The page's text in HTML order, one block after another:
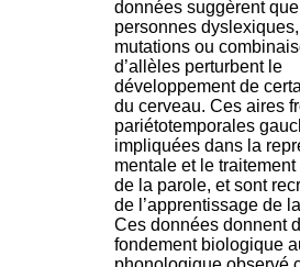
données suggèrent
personnes
mutations ou
d’allèles perturbent le
développement de
du cerveau. Ces aires
pariétotemporales
impliquées dans la
mentale et le
de la parole, et sont
de l’apprentissage de
Ces données donnent
fondement biologique
e
-
A
l
p
e
s
C
e
n
t
r
e